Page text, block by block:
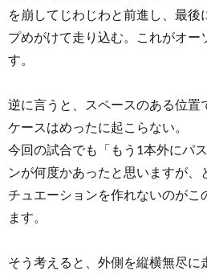
を崩してじわじわと前進し、最後
プめがけて走り込む。これがオー
す。
逆に言うと、スペースのある位置
ケースはめったに起こらない。
今回の試合でも「もう1本外にパ
ンが何度かあったと思いますが、
チュエーションを作れないのがこ
ます。
そう考えると、外側を縦横無尽に